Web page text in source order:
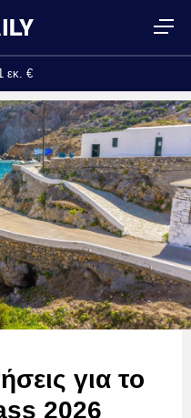
εκ. €
για το
2026